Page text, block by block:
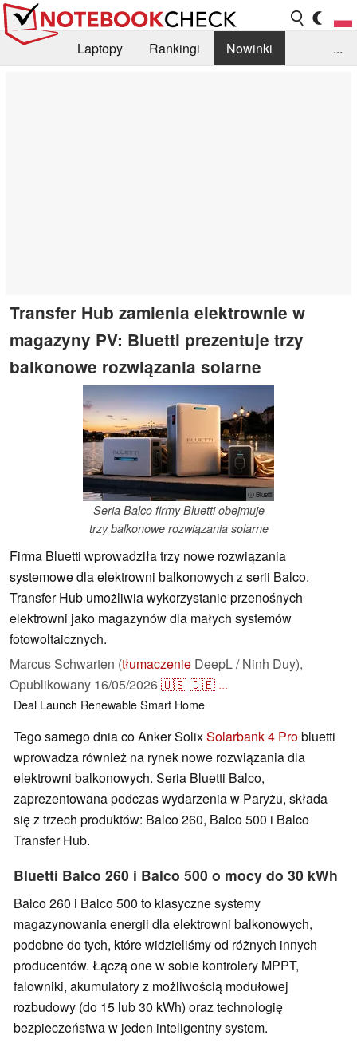
Laptopy Rankingi
Nowinki
...
Transfer Hub zamienia elektrownie w
magazyny PV: Bluetti prezentuje trzy
balkonowe rozwiązania solarne
ⓘ Bluetti
Seria Balco firmy Bluetti obejmuje
trzy balkonowe rozwiązania solarne
Firma Bluetti wprowadziła trzy nowe rozwiązania
systemowe dla elektrowni balkonowych z serii Balco.
Transfer Hub umożliwia wykorzystanie przenośnych
elektrowni jako magazynów dla małych systemów
fotowoltaicznych.
Marcus Schwarten (tłumaczenie DeepL / Ninh Duy),
Opublikowany 16/05/2026🇺🇸🇩🇪 ...
Deal Launch RenewableSmart Home
Tego samego dnia co Anker SolixSolarbank 4 Probluetti
wprowadza również na rynek nowe rozwiązania dla
elektrowni balkonowych. Seria Bluetti Balco,
zaprezentowana podczas wydarzenia w Paryżu, składa
się z trzech produktów: Balco 260, Balco 500 i Balco
Transfer Hub.
Bluetti Balco 260 i Balco 500 o mocy do 30 kWh
Balco 260 i Balco 500 to klasyczne systemy
magazynowania energii dla elektrowni balkonowych,
podobne do tych, które widzieliśmy od różnych innych
producentów. Łączą one w sobie kontrolery MPPT,
falowniki, akumulatory z możliwością modułowej
rozbudowy (do 15 lub 30 kWh) oraz technologię
bezpieczeństwa w jeden inteligentny system.